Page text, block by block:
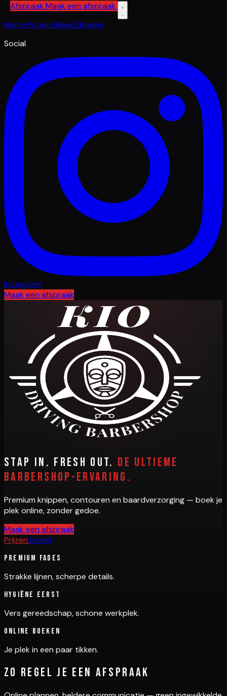
Afspraak Maak een afspraak
Home Prijzen Beleid Boeken
Social
Instagram
Maak een afspraak
Stap in. Fresh out. De ultieme
barbershop-ervaring.
Premium knippen, contouren en baardverzorging — boek je
plek online, zonder gedoe.
Maak een afspraak
Prijzen Beleid
Premium fades
Strakke lijnen, scherpe details.
Hygiëne eerst
Vers gereedschap, schone werkplek.
Online boeken
Je plek in een paar tikken.
Zo regel je een afspraak